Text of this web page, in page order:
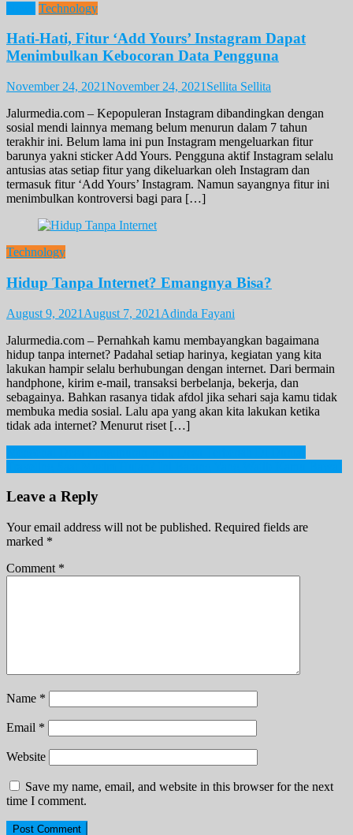
Technology
Hati-Hati, Fitur ‘Add Yours’ Instagram Dapat
Menimbulkan Kebocoran Data Pengguna
November 24, 2021November 24, 2021 Sellita Sellita
Jalurmedia.com – Kepopuleran Instagram dibandingkan dengan
sosial mendi lainnya memang belum menurun dalam 7 tahun
terakhir ini. Belum lama ini pun Instagram mengeluarkan fitur
barunya yakni sticker Add Yours. Pengguna aktif Instagram selalu
antusias atas setiap fitur yang dikeluarkan oleh Instagram dan
termasuk fitur ‘Add Yours’ Instagram. Namun sayangnya fitur ini
menimbulkan kontroversi bagi para […]
Technology
Hidup Tanpa Internet? Emangnya Bisa?
August 9, 2021 August 7, 2021 Adinda Fayani
Jalurmedia.com – Pernahkah kamu membayangkan bagaimana
hidup tanpa internet? Padahal setiap harinya, kegiatan yang kita
lakukan hampir selalu berhubungan dengan internet. Dari bermain
handphone, kirim e-mail, transaksi berbelanja, bekerja, dan
sebagainya. Bahkan rasanya tidak afdol jika sehari saja kamu tidak
membuka media sosial. Lalu apa yang akan kita lakukan ketika
tidak ada internet? Menurut riset […]
Post
navigation
Leave a Reply
Your email address will not be published. Required fields are
marked *
Comment *
Name *
Email *
Website
Save my name, email, and website in this browser for the next
time I comment.